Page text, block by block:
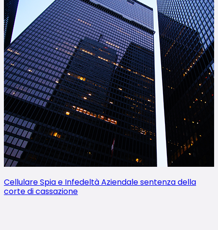
Cellulare Spia e Infedeltà Aziendale sentenza della
corte di cassazione